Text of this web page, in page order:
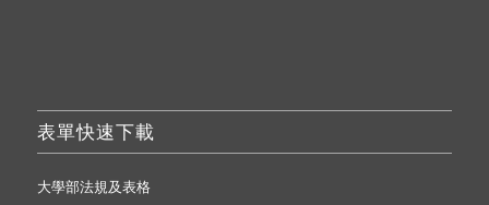
表單快速下載
大學部法規及表格